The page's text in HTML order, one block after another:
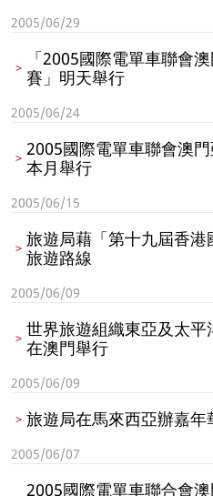
2005/06/29
「2005國際電單車聯會
賽」明天舉行
2005/06/24
2005國際電單車聯會澳
本月舉行
2005/06/15
旅遊局藉「第十九屆香
旅遊路線
2005/06/09
世界旅遊組織東亞及太
在澳門舉行
2005/06/09
旅遊局在馬來西亞辦嘉年
2005/06/07
2005國際電單車聯合會